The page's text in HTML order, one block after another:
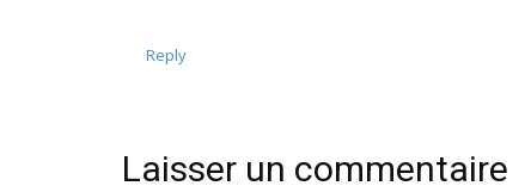
Reply
Laisser un commentaire